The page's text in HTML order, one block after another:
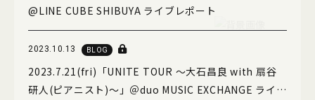
@LINE CUBE SHIBUYA ライブレポート
2023.10.13 BLOG
2023.7.21(fri)「UNITE TOUR 〜大石昌良 with 扇谷
研人(ピアニスト)〜」＠duo MUSIC EXCHANGE ライブ